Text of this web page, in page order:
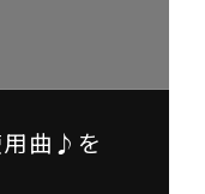
曲♪を